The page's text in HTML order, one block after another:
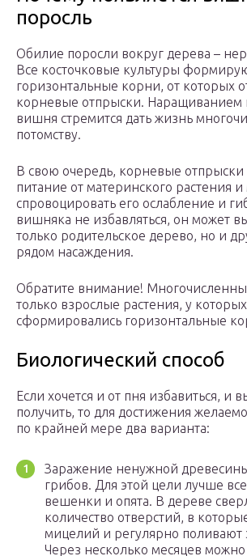
поросль
Обилие поросли вокруг дерева –
Все косточковые культуры
горизонтальные корни, от которых
корневые отпрыски. Наращиванием
вишня стремится дать жизнь
потомству.
В свою очередь, корневые отпрыски
питание от материнского растения и
спровоцировать его ослабление и
вишняка не избавляться, он может
только родительское дерево, но и
рядом насаждения.
Обратите внимание!
только взрослые растения, у которых
сформировались горизонтальные
Биологический способ
Если хочется и от пня избавиться, и
получить, то для достижения
по крайней мере два варианта:
Заражение ненужной
грибов. Для этой цели лучше
вешенки и опята. В дереве
количество отверстий, в
мицелий и регулярно поливают
Через несколько месяцев можно